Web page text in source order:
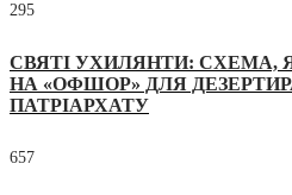
295
СВЯТІ УХИЛЯНТИ: СХЕМА,
НА «ОФШОР» ДЛЯ
ПАТРІАРХАТУ
657